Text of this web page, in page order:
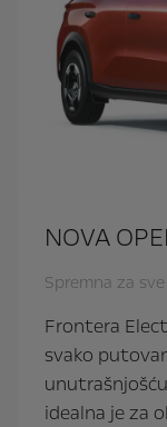
NOVA
Spremna za
Frontera
svako
idealna je za